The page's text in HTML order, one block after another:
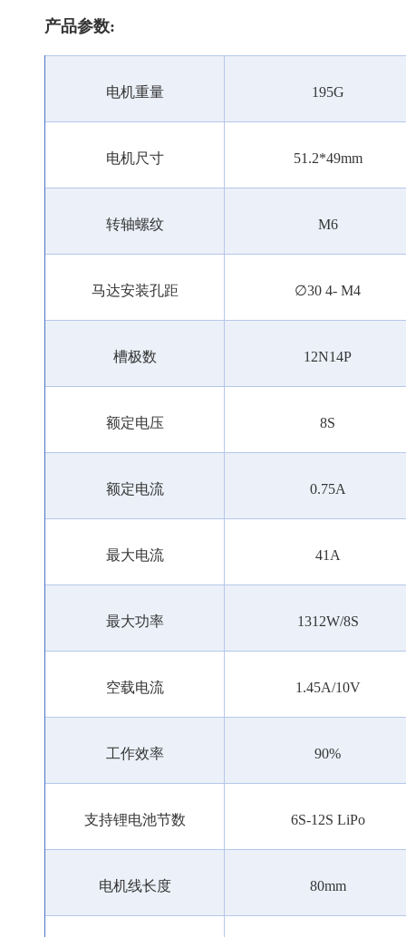
产品参数:
电机重量 195G
电机尺寸 51.2*49mm
转轴螺纹 M6
马达安装孔距 ∅30 4- M4
槽极数 12N14P
额定电压 8S
额定电流 0.75A
最大电流 41A
最大功率 1312W/8S
空载电流 1.45A/10V
工作效率 90%
支持锂电池节数 6S-12S LiPo
电机线长度 80mm